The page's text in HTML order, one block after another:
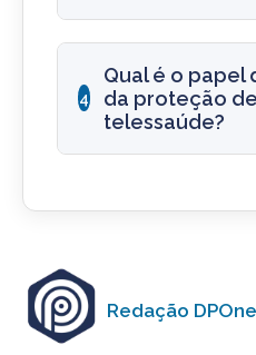
4
Qual é o papel
da proteção
telessaúde?
Redação